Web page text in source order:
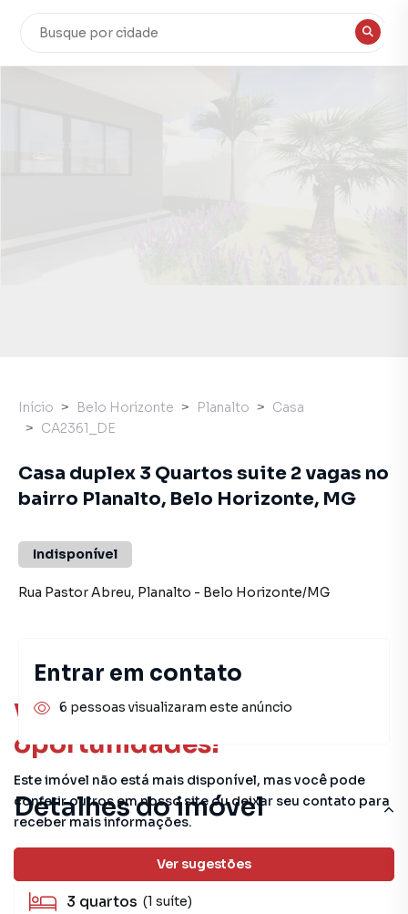
Você pode encontrar novas
oportunidades!
Este imóvel não está mais disponível, mas você pode
conferir outros em nosso site ou deixar seu contato para
receber mais informações.
Ver sugestões
Detalhes do imóvel
total
3 quartos (1 suíte)
Início Belo Horizonte Planalto
Casa
CA2361_DE
Casa duplex 3 Quartos suite 2 vagas no
bairro Planalto, Belo Horizonte, MG
Indisponível
Rua Pastor Abreu, Planalto - Belo Horizonte/MG
Entrar em contato
6 pessoas visualizaram este anúncio